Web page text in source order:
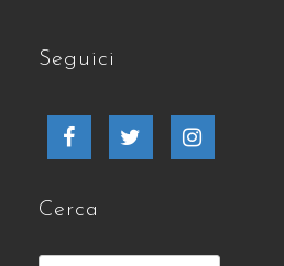
Seguici
Facebook Twitter
Cerca